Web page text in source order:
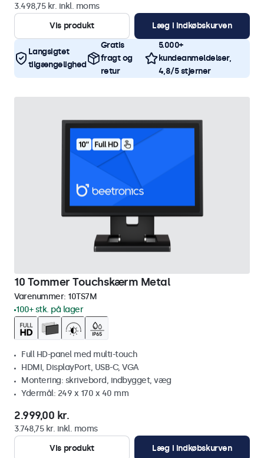
3.498,75 kr. inkl. moms
Vis produkt
Læg i indkøbskurven
Langsigtet
tilgængelighed
Gratis
fragt og
retur
5.000+
kundeanmeldelser,
4,8/5 stjerner
10 Tommer Touchskærm Metal
Varenummer: 10TS7M
100+ stk. på lager
Full HD-panel med multi-touch
HDMI, DisplayPort, USB-C, VGA
Montering: skrivebord, indbygget, væg
Ydermål: 249 x 170 x 40 mm
2.999,00 kr.
3.748,75 kr. inkl. moms
Vis produkt
Læg i indkøbskurven